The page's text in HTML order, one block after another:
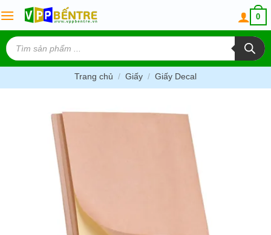
to
content
0
Tìm
kiếm
sản
phẩm
Trang chủ / Giấy / Giấy Decal